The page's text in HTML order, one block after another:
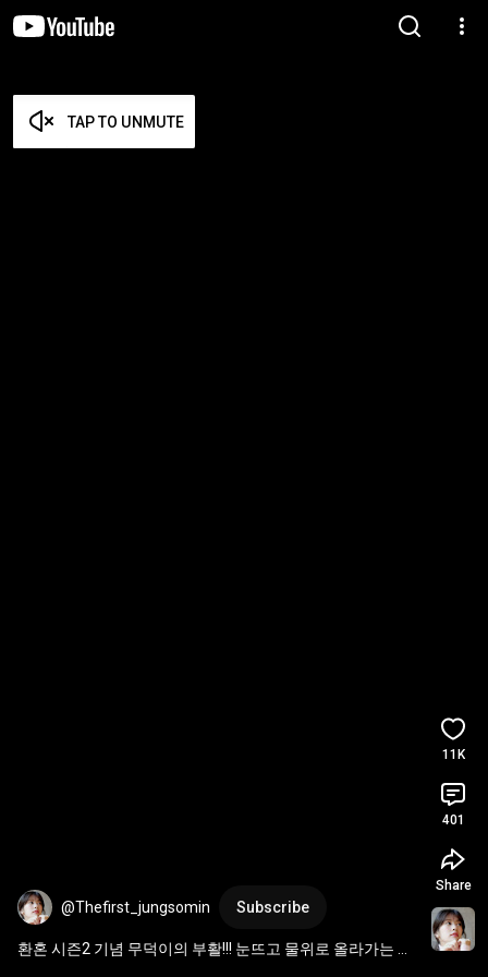
TAP TO UNMUTE
@Thefirst_jungsomin Subscribe
환혼 시즌2 기념 무덕이의 부활!!! 눈뜨고 물위로 올라가는 무
11K
401
Share